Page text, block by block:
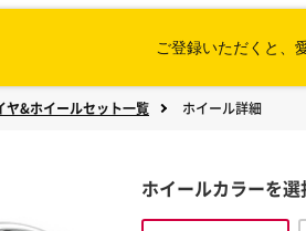
ご登録いただくと、
ヤ&ホイールセット一覧 ホイール詳細
ホイールカラーを選